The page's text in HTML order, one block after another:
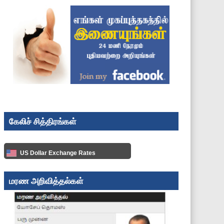
கேலிச் சித்திரங்கள்
US Dollar Exchange Rates
மரண அறிவித்தல்கள்